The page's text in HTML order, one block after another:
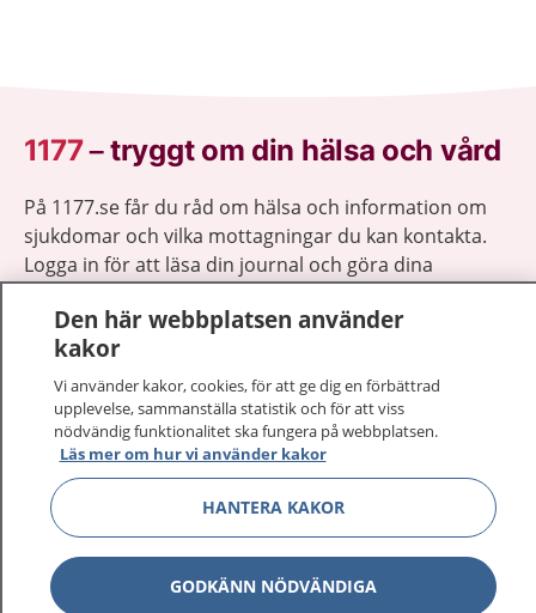
1177–tryggt om din hälsa och vård
På 1177.se får du råd om hälsa och information om
sjukdomar och vilka mottagningar du kan kontakta.
Logga in för att läsa din journal och göra dina
sjukvårdsrådgivning dygnet runt.
1177 ger dig råd när du vill må bättre.
1177 på flera språk Visa
Om 1177 Visa
Den här webbplatsen använder
kakor
Vi använder kakor, cookies, för att ge dig en förbättrad
upplevelse, sammanställa statistik och för att viss
nödvändig funktionalitet ska fungera på webbplatsen.
Läs mer om hur vi använder kakor
HANTERA KAKOR
GODKÄNN NÖDVÄNDIGA